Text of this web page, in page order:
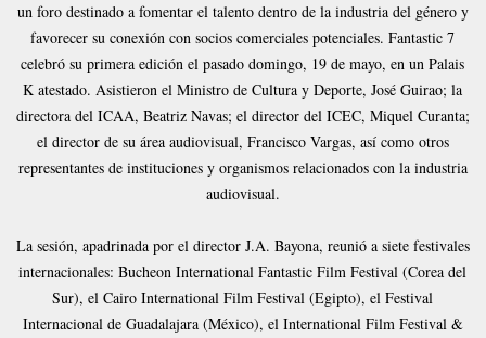
un foro destinado a fomentar el talento dentro de la industria del género y
favorecer su conexión con socios comerciales potenciales. Fantastic 7
celebró su primera edición el pasado domingo, 19 de mayo, en un Palais
K atestado. Asistieron el Ministro de Cultura y Deporte, José Guirao; la
directora del ICAA, Beatriz Navas; el director del ICEC, Miquel Curanta;
el director de su área audiovisual, Francisco Vargas, así como otros
representantes de instituciones y organismos relacionados con la industria
audiovisual.
La sesión, apadrinada por el director J.A. Bayona, reunió a siete festivales
internacionales: Bucheon International Fantastic Film Festival (Corea del
Sur), el Cairo International Film Festival (Egipto), el Festival
Internacional de Guadalajara (México), el International Film Festival &